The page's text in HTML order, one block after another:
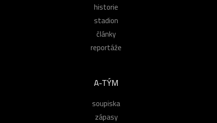
historie
stadion
články
reportáže
A-TÝM
soupiska
zápasy